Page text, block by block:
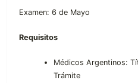
Examen: 6 de Mayo
Requisitos
Médicos Argentinos:
Trámite